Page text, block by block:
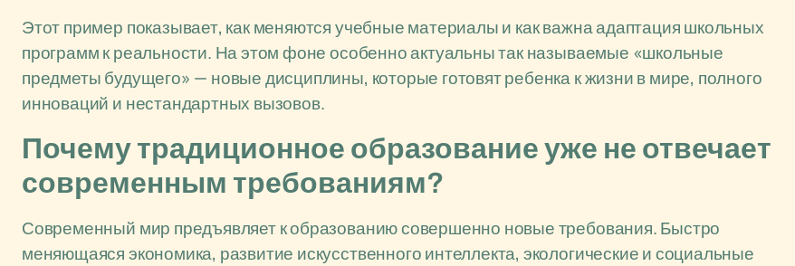
Этот пример показывает, как меняются учебные материалы и как важна адаптация школьных
программ к реальности. На этом фоне особенно актуальны так называемые «школьные
предметы будущего» — новые дисциплины, которые готовят ребенка к жизни в мире, полного
инноваций и нестандартных вызовов.
Почему традиционное образование уже не отвечает
современным требованиям?
Современный мир предъявляет к образованию совершенно новые требования. Быстро
меняющаяся экономика, развитие искусственного интеллекта, экологические и социальные